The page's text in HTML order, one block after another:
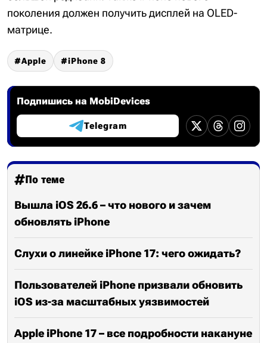
поколения должен получить дисплей на OLED-
матрице.
Apple iPhone 8
Подпишись на MobiDevices
Telegram
По теме
Вышла iOS 26.6 – что нового и зачем
обновлять iPhone
Слухи о линейке iPhone 17: чего ожидать?
Пользователей iPhone призвали обновить
iOS из-за масштабных уязвимостей
Apple iPhone 17 – все подробности накануне